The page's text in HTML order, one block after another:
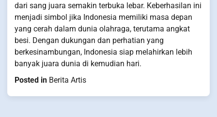
dari sang juara semakin terbuka lebar. Keberhasilan ini
menjadi simbol jika Indonesia memiliki masa depan
yang cerah dalam dunia olahraga, terutama angkat
besi. Dengan dukungan dan perhatian yang
berkesinambungan, Indonesia siap melahirkan lebih
banyak juara dunia di kemudian hari.
Posted in Berita Artis